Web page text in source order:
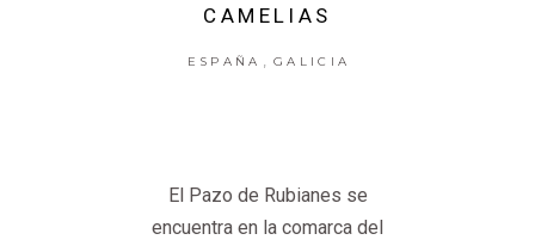
CAMELIAS
ESPAÑA GALICIA
El Pazo de Rubianes se
encuentra en la comarca del